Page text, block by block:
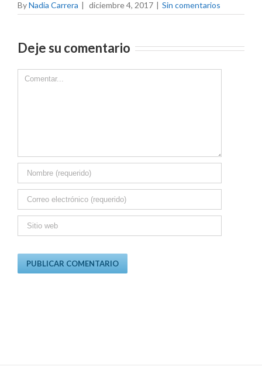
ByNadia Carrera | diciembre 4, 2017 | Sin comentarios
Deje su comentario
Comment